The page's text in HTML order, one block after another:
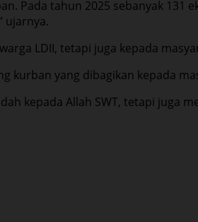
Pada tahun 2025 sebanyak
ujarnya.
LDII, tetapi juga kepada
kurban yang dibagikan kepada
kepada Allah SWT, tetapi juga